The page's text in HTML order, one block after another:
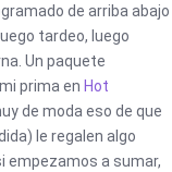
de arriba abajo
tardeo, luego
Un paquete
prima en Hot
de moda eso de que
le regalen algo
empezamos a sumar,